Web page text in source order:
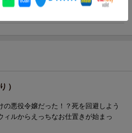
）
の悪役令嬢だった！？死を回避しよう
ィルからえっちなお仕置きが始まっ